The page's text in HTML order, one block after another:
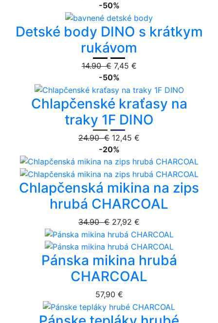
-50%
Detské body DINO s krátkym
rukávom
14.90 € 7,45 €
-50%
Chlapčenské kraťasy na
traky 1F DINO
24.90 € 12,45 €
-20%
Chlapčenská mikina na zips
hrubá CHARCOAL
34.90 € 27,92 €
Pánska mikina hrubá
CHARCOAL
57,90 €